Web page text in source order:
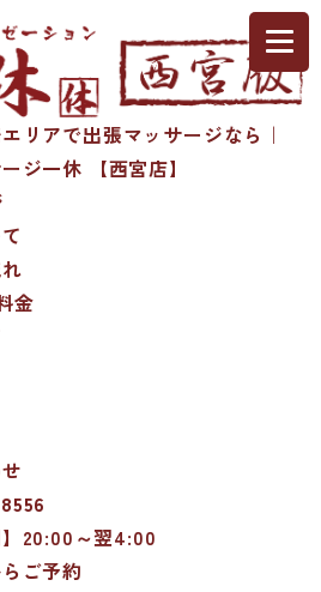
リアで出張マッサージなら｜
ジ一休 【西宮店】
金
】20:00～翌4:00
ご予約